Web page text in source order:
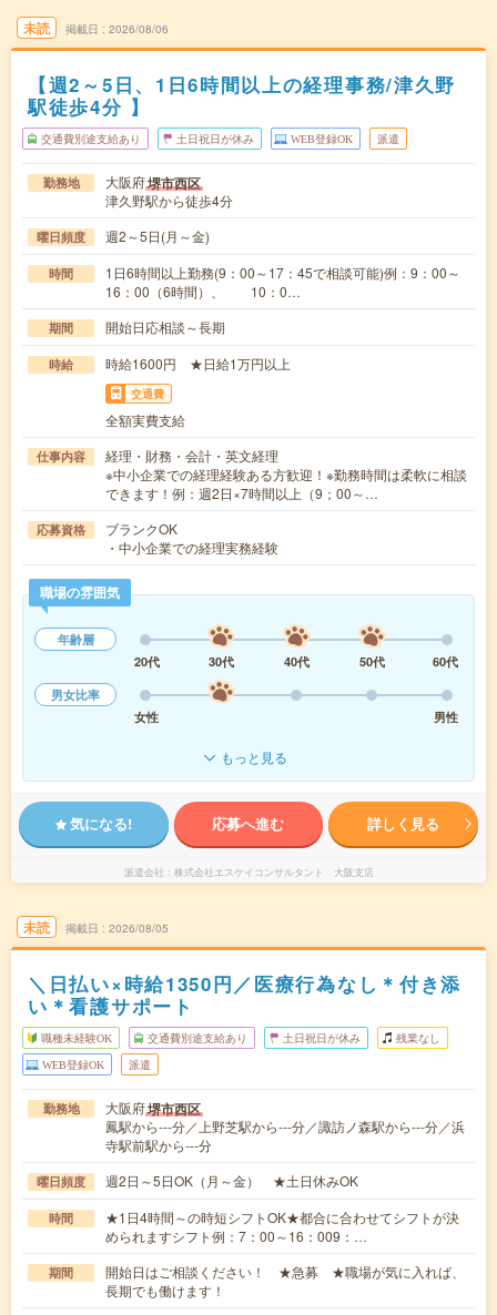
未読 掲載日 2026/08/06
【週2～5日、1日6時間以上の経理事務/津久野
駅徒歩4分 】
交通費別途支給あり 土日祝日が休み WEB登録OK 派遣
勤務地 大阪府堺市西区
津久野駅から徒歩4分
曜日頻度 週2～5日(月～金)
時間
1日6時間以上勤務(9：00～17：45で相談可能)例：9：00～
16：00（6時間）、 10：0…
期間 開始日応相談～長期
時給 時給1600円 ★日給1万円以上
交通費
全額実費支給
仕事内容
経理・財務・会計・英文経理
※中小企業での経理経験ある方歓迎！※勤務時間は柔軟に相談
できます！例：週2日×7時間以上（9；00～…
応募資格
ブランクOK
・中小企業での経理実務経験
職場の雰囲気
年齢層
20代
30代 40代 50代
60代
男女比率
女性
男性
もっと見る
気になる! 応募へ進む 詳しく見る
派遣会社 株式会社エスケイコンサルタント 大阪支店
未読 掲載日 2026/08/05
＼日払い×時給1350円／医療行為なし＊付き添
い＊看護サポート
職種未経験OK 交通費別途支給あり 土日祝日が休み 残業なし
WEB登録OK 派遣
勤務地 大阪府堺市西区
鳳駅から---分／上野芝駅から---分／諏訪ノ森駅から---分／浜
寺駅前駅から---分
曜日頻度 週2日～5日OK（月～金） ★土日休みOK
時間
★1日4時間～の時短シフトOK★都合に合わせてシフトが決
められますシフト例：7：00～16：009：…
期間
開始日はご相談ください！ ★急募 ★職場が気に入れば、
長期でも働けます！